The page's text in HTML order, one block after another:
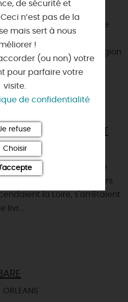
par la nature, j'organise
et botanique en Région
MARTIN POURET
Âge, Orléans a été le
port fluvial où les bateliers
la Loire, s'arrêtaient
livr...
de sécurité et
n’est pas de la
mais sert à nous
!
(ou non) votre
pour parfaire votre
visite.
de confidentialité
refuse
Choisir